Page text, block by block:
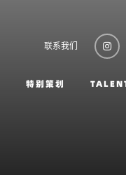
联系我们
特别策划